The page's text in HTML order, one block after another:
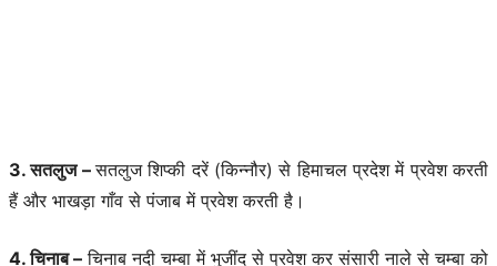
3. सतलुज –सतलुज शिप्की दरें (किन्नौर) से हिमाचल प्रदेश में प्रवेश करती
हैं और भाखड़ा गाँव से पंजाब में प्रवेश करती है।
4. चिनाब – चिनाब नदी चम्बा में भुजींद से प्रवेश कर संसारी नाले से चम्बा को